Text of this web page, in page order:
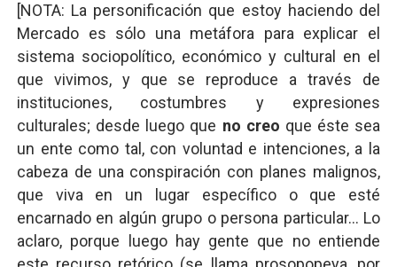
[NOTA: La personificación que estoy haciendo del
Mercado es sólo una metáfora para explicar el
sistema sociopolítico, económico y cultural en el
que vivimos, y que se reproduce a través de
instituciones, costumbres y expresiones
culturales; desde luego que no creo que éste sea
un ente como tal, con voluntad e intenciones, a la
cabeza de una conspiración con planes malignos,
que viva en un lugar específico o que esté
encarnado en algún grupo o persona particular... Lo
aclaro, porque luego hay gente que no entiende